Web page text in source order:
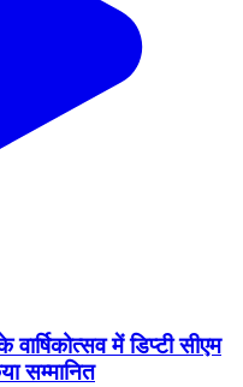
में डिप्टी सीएम
सम्मानित